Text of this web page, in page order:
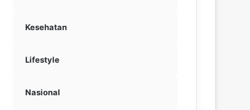
Kesehatan
Lifestyle
Nasional